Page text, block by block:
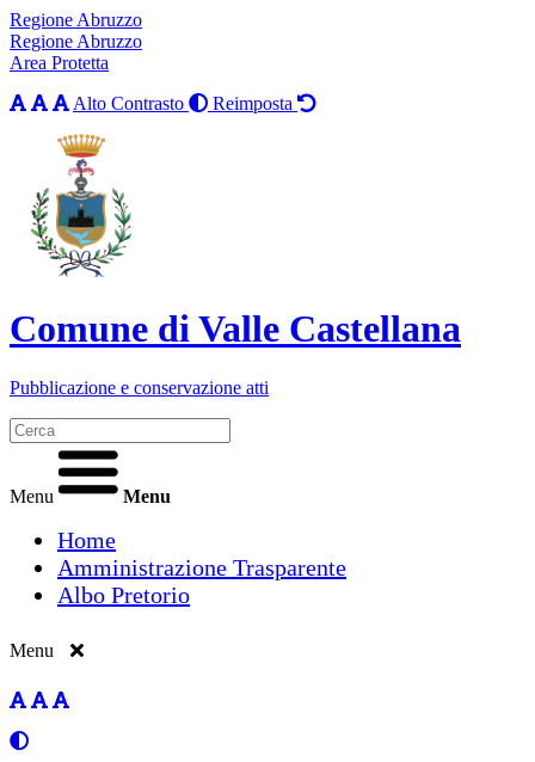
Regione Abruzzo
Regione Abruzzo
Area Protetta
Alto Contrasto
Reimposta
Comune di Valle Castellana
Pubblicazione e conservazione atti
Menu Menu
Home
Amministrazione Trasparente
Albo Pretorio
Menu